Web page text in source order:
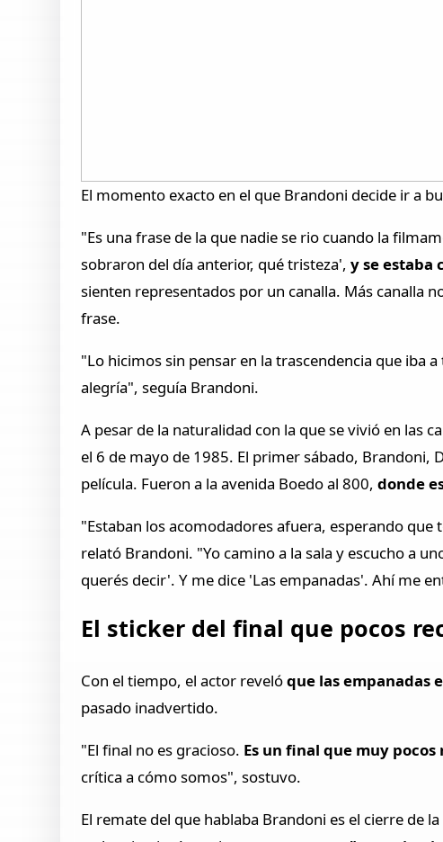
El momento exacto en el que Brandoni decide ir a
"Es una frase de la que nadie se rio cuando la
sobraron del día anterior, qué tristeza',y se estaba
sienten representados por un canalla. Más canalla
frase.
"Lo hicimos sin pensar en la trascendencia que iba
alegría", seguía Brandoni.
A pesar de la naturalidad con la que se vivió en las
el 6 de mayo de 1985. El primer sábado,
película. Fueron a la avenida Boedo al 800,donde
"Estaban los acomodadores afuera, esperando
relató Brandoni. "Yo camino a la sala y escucho a
querés decir'. Y me dice 'Las empanadas'. Ahí me
El sticker del final que pocos
Con el tiempo, el actor revelóque las empanadas
pasado inadvertido.
"El final no es gracioso. Es un final que muy
crítica a cómo somos", sostuvo.
El remate del que hablaba Brandoni es el cierre de